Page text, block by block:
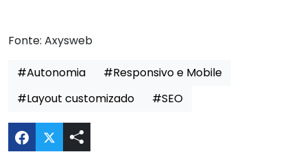
Fonte: Axysweb
#Autonomia
#Responsivo e Mobile
#Layout customizado
#SEO
Compartilhar Novo website da Tn3 no Twitter